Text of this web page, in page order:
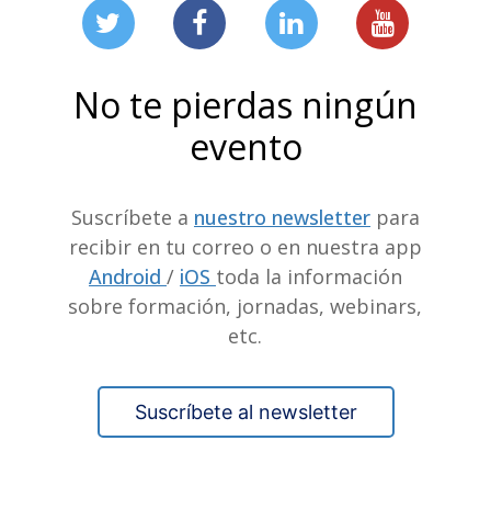
No te pierdas ningún
evento
Suscríbete a nuestro newsletterpara
recibir en tu correo o en nuestra app
Android / iOS toda la información
sobre formación, jornadas, webinars,
etc.
Suscríbete al newsletter